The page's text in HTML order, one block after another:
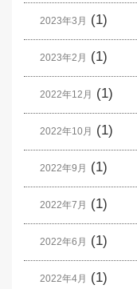
2023年3月 (1)
2023年2月 (1)
2022年12月 (1)
2022年10月 (1)
2022年9月 (1)
2022年7月 (1)
2022年6月 (1)
2022年4月 (1)